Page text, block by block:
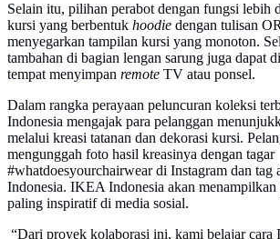
Selain itu, pilihan perabot dengan fungsi lebih
kursi yang berbentuk hoodie dengan tulisan
menyegarkan tampilan kursi yang monoton.
tambahan di bagian lengan sarung juga dapat
tempat menyimpan remote TV atau ponsel.
Dalam rangka perayaan peluncuran koleksi
Indonesia mengajak para pelanggan
melalui kreasi tatanan dan dekorasi kursi.
mengunggah foto hasil kreasinya dengan tagar
#whatdoesyourchairwear di Instagram dan
Indonesia. IKEA Indonesia akan
paling inspiratif di media sosial.
“Dari proyek kolaborasi ini, kami belajar cara